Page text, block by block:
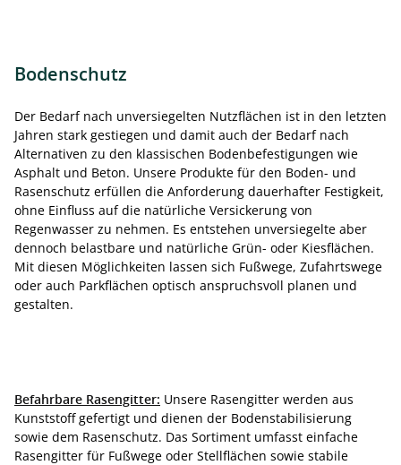
Bodenschutz
Der Bedarf nach unversiegelten Nutzflächen ist in den letzten
Jahren stark gestiegen und damit auch der Bedarf nach
Alternativen zu den klassischen Bodenbefestigungen wie
Asphalt und Beton. Unsere Produkte für den Boden- und
Rasenschutz erfüllen die Anforderung dauerhafter Festigkeit,
ohne Einfluss auf die natürliche Versickerung von
Regenwasser zu nehmen. Es entstehen unversiegelte aber
dennoch belastbare und natürliche Grün- oder Kiesflächen.
Mit diesen Möglichkeiten lassen sich Fußwege, Zufahrtswege
oder auch Parkflächen optisch anspruchsvoll planen und
gestalten.
Befahrbare Rasengitter: Unsere Rasengitter werden aus
Kunststoff gefertigt und dienen der Bodenstabilisierung
sowie dem Rasenschutz. Das Sortiment umfasst einfache
Rasengitter für Fußwege oder Stellflächen sowie stabile